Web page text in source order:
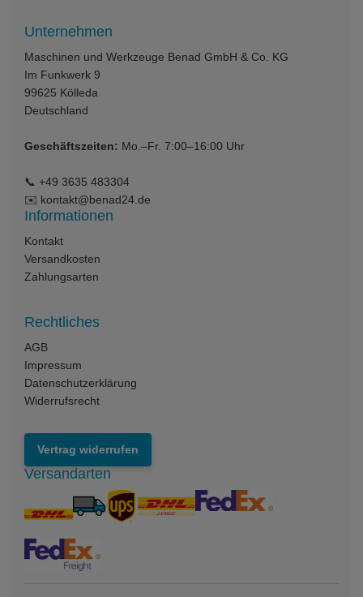
Unternehmen
Maschinen und Werkzeuge Benad GmbH & Co. KG
Im Funkwerk 9
99625 Kölleda
Deutschland
Geschäftszeiten: Mo.–Fr. 7:00–16:00 Uhr
📞 +49 3635 483304
✉️ kontakt@benad24.de
Informationen
Kontakt
Versandkosten
Zahlungsarten
Rechtliches
AGB
Impressum
Datenschutzerklärung
Widerrufsrecht
Vertrag widerrufen
Versandarten